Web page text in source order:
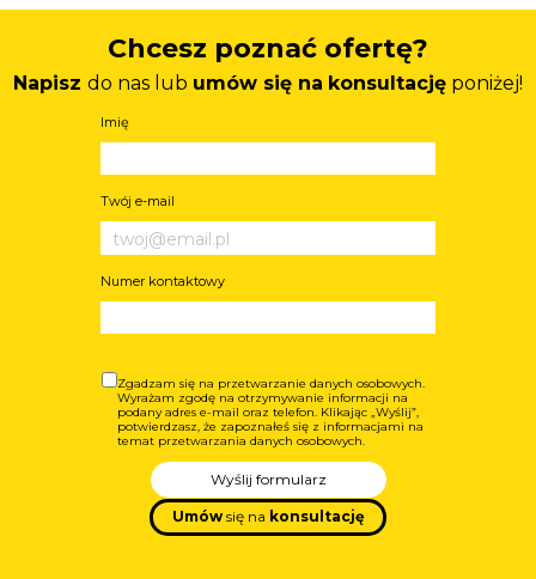
Chcesz poznać ofertę?
Napisz do nas lub umów się na konsultację poniżej!
Imię
Twój e-mail
Numer kontaktowy
Zgadzam się na przetwarzanie danych osobowych.
Wyrażam zgodę na otrzymywanie informacji na
podany adres e-mail oraz telefon. Klikając „Wyślij”,
potwierdzasz, że zapoznałeś się z informacjami na
temat przetwarzania danych osobowych.
Wyślij formularz
Umów się na konsultację